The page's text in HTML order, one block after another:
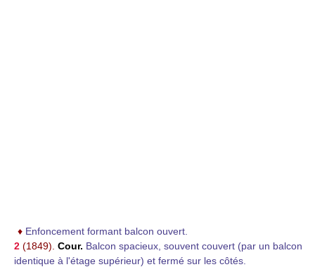
♦ Enfoncement formant balcon ouvert.
2 (1849). Cour. Balcon spacieux, souvent couvert (par un balcon
identique à l'étage supérieur) et fermé sur les côtés.